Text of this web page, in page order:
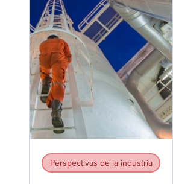
Perspectivas de la industria